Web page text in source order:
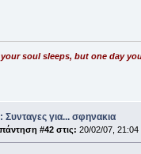
soul sleeps, but one day
για... σφηνακια
#42 στις: 20/02/07, 21:04